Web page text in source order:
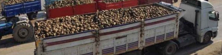
Şeker ve Şekerli Mamüller
Tahıllar ve Baklagiller